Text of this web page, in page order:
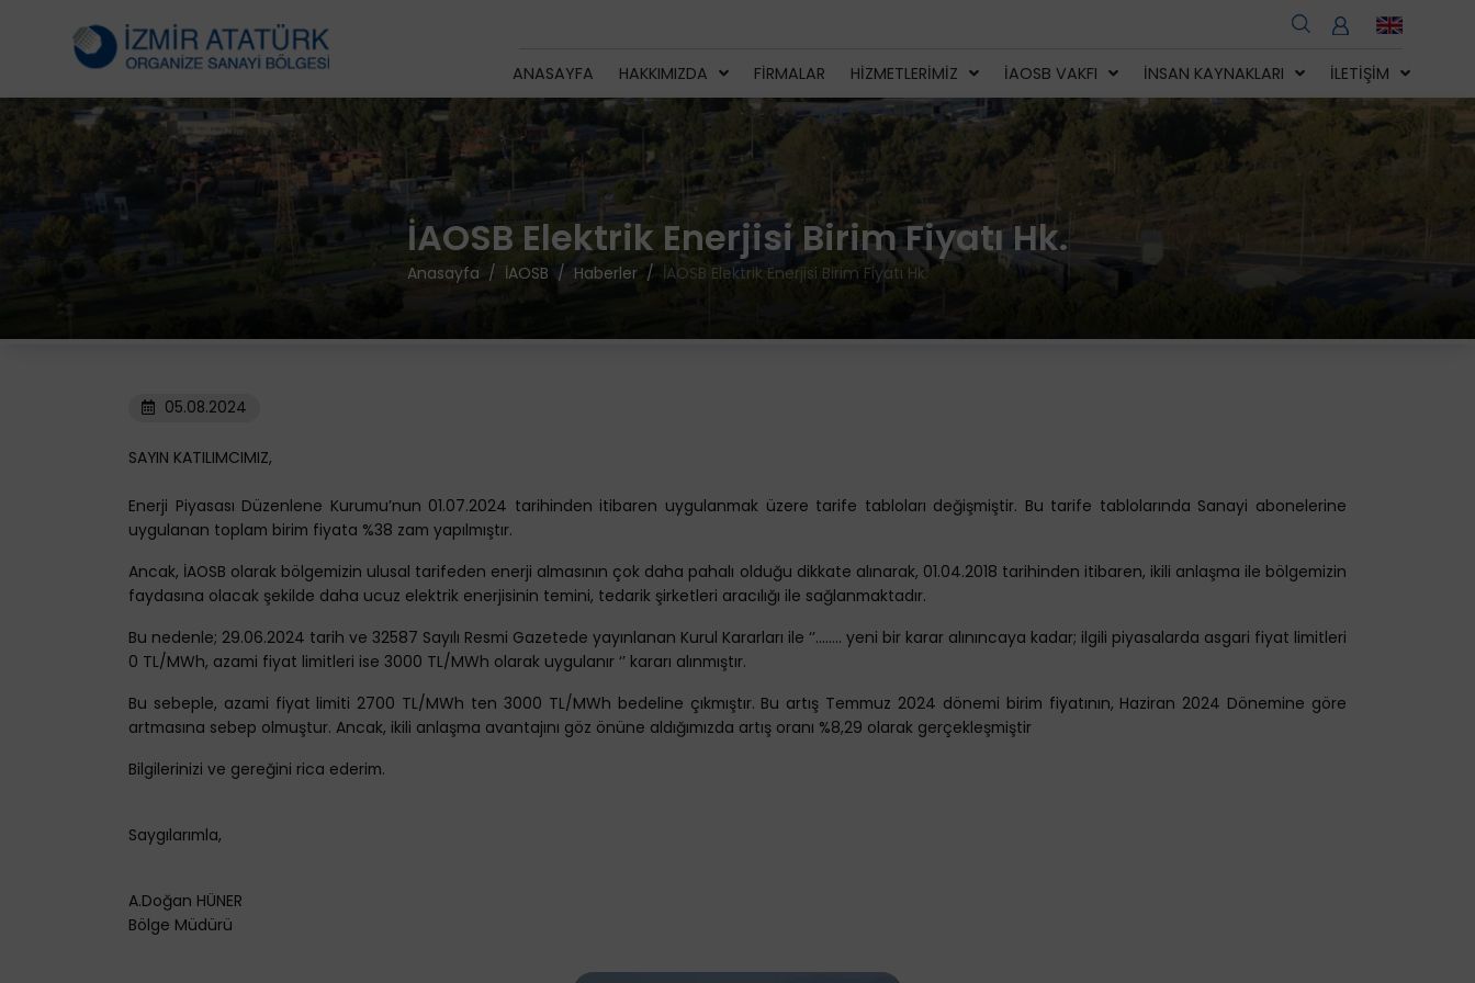
ANASAYFA HAKKIMIZDA FIRMALAR HIZMETLERIMIZ İAOSB VAKFI İNSAN KAYNAKLARI İLETIŞIM
İAOSB Elektrik Enerjisi Birim Fiyatı Hk.
Anasayfa İAOSB Haberler İAOSB Elektrik Enerjisi Birim Fiyatı Hk.
05.08.2024
SAYIN KATILIMCIMIZ,
Enerji Piyasası Düzenlene Kurumu’nun 01.07.2024 tarihinden itibaren uygulanmak üzere tarife tabloları değişmiştir. Bu tarife tablolarında Sanayi abonelerine
uygulanan toplam birim fiyata %38 zam yapılmıştır.
Ancak, İAOSB olarak bölgemizin ulusal tarifeden enerji almasının çok daha pahalı olduğu dikkate alınarak, 01.04.2018 tarihinden itibaren, ikili anlaşma ile bölgemizin
faydasına olacak şekilde daha ucuz elektrik enerjisinin temini, tedarik şirketleri aracılığı ile sağlanmaktadır.
Bu nedenle; 29.06.2024 tarih ve 32587 Sayılı Resmi Gazetede yayınlanan Kurul Kararları ile ‘’…….. yeni bir karar alınıncaya kadar; ilgili piyasalarda asgari fiyat limitleri
0 TL/MWh, azami fiyat limitleri ise 3000 TL/MWh olarak uygulanır ‘’ kararı alınmıştır.
Bu sebeple, azami fiyat limiti 2700 TL/MWh ten 3000 TL/MWh bedeline çıkmıştır. Bu artış Temmuz 2024 dönemi birim fiyatının, Haziran 2024 Dönemine göre
artmasına sebep olmuştur. Ancak, ikili anlaşma avantajını göz önüne aldığımızda artış oranı %8,29 olarak gerçekleşmiştir
Bilgilerinizi ve gereğini rica ederim.
Saygılarımla,
A.Doğan HÜNER
Bölge Müdürü